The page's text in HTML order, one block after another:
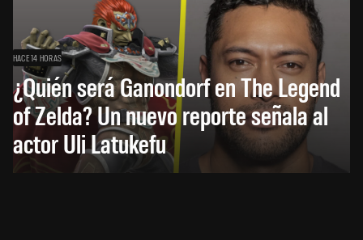
HACE 14 HORAS
¿Quién será Ganondorf en The Legend
of Zelda? Un nuevo reporte señala al
actor Uli Latukefu